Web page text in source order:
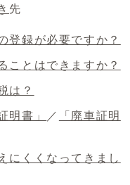
先
登録が必要ですか？
ことはできますか？
は？
明書」 ／
「廃車証明
にくくなってきまし